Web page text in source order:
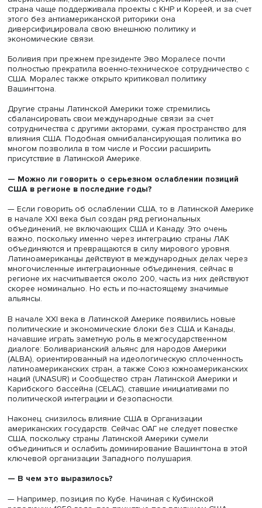
энергоресурсов и сельхозпродукции, что усилило
новых партнеров, в том числе Китая, ставшего главным
конкурентом США, и Южной Кореи, к Латинской
Пекин рассматривает ее как важного поставщика
ресурсов и продуктов сельского хозяйства (жизненно
для китайцев сои и мяса), а также как возможный путь
связи с США.
государств ЛАК в XXI веке?
— Левый поворот конца XX — начала XXI века, пик
пришелся на 2014–2015 годы, привел к более явному
всех отказу многих стран Латинской Америки от
действовали не так демонстративно, как покойный
Венесуэлы Уго Чавес, кричавший с трибуны ООН о
Буше», и стремились избегать агрессивного
антиамериканизма и изыскивать возможности
внерегионального сотрудничества.
Пример такой политики — деятельность президента
Игнасио Лулы да Силвы, когда, выбирая между
американскими, китайскими и южнокорейскими
страна чаще поддерживала проекты с КНР и Кореей, и
этого без антиамериканской риторики она
экономические связи.
Боливия при прежнем президенте Эво Моралесе почти
полностью прекратила военно-техническое
США. Моралес также открыто критиковал политику
Вашингтона.
Другие страны Латинской Америки тоже стремились
сотрудничества с другими акторами, сужая
влияния США. Подобная омнибалансирующая
многом позволила в том числе и России расширить
присутствие в Латинской Америке.
— Можно ли говорить о серьезном ослаблении